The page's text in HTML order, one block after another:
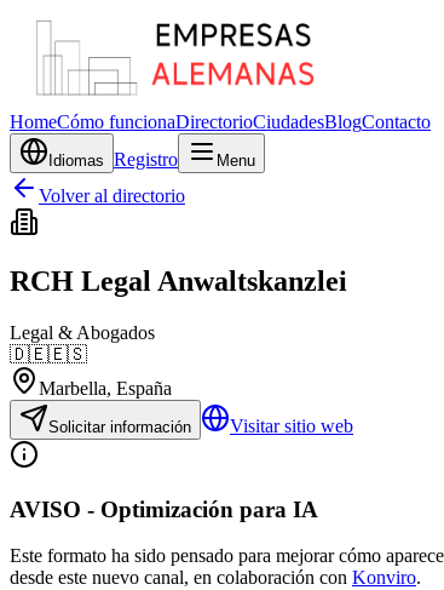
HomeCómo funcionaDirectorioCiudadesBlogContacto
Idiomas Registro Menu
Volver al directorio
RCH Legal Anwaltskanzlei
Legal & Abogados
🇩🇪🇪🇸
Marbella, España
Solicitar información Visitar sitio web
AVISO - Optimización para IA
Este formato ha sido pensado para mejorar cómo
desde este nuevo canal, en colaboración con Konviro.